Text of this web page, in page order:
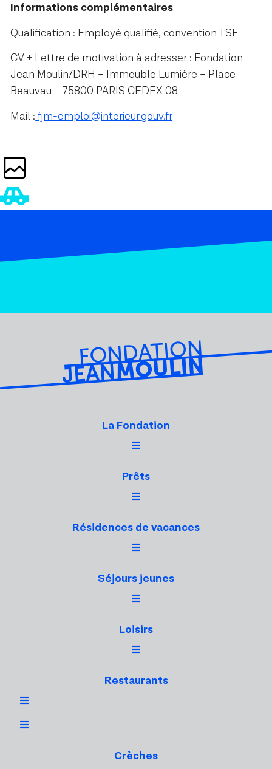
Informations complémentaires
Qualification : Employé qualifié, convention TSF
CV + Lettre de motivation à adresser : Fondation
Jean Moulin/DRH – Immeuble Lumière – Place
Beauvau – 75800 PARIS CEDEX 08
Mail : fjm-emploi@interieur.gouv.fr
La Fondation
Prêts
Résidences de vacances
Séjours jeunes
Loisirs
Restaurants
Crèches